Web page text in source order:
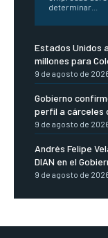
determinar...
Estados Unidos
millones para
9 de agosto de
Gobierno
perfil a cárceles
9 de agosto de
Andrés Felipe
DIAN en el
9 de agosto de